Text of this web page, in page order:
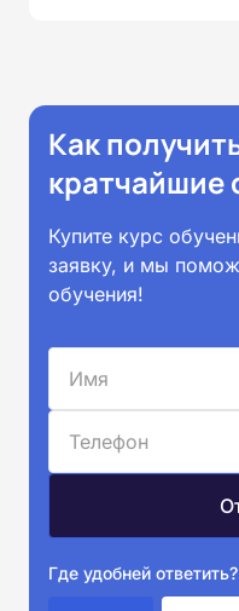
Как
кратчайшие
Купите курс
заявку, и мы
обучения!
Где удобней ответить?